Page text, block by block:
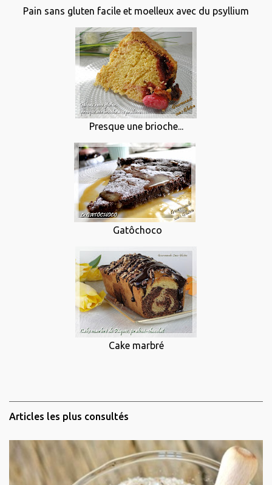
Pain sans gluten facile et moelleux avec du psyllium
Presque une brioche...
Gatôchoco
Cake marbré
Articles les plus consultés